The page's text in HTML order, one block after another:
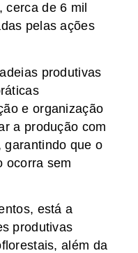
de 6 mil
pelas ações
produtivas
e organização
a produção com
garantindo que o
ocorra sem
está a
produtivas
além da